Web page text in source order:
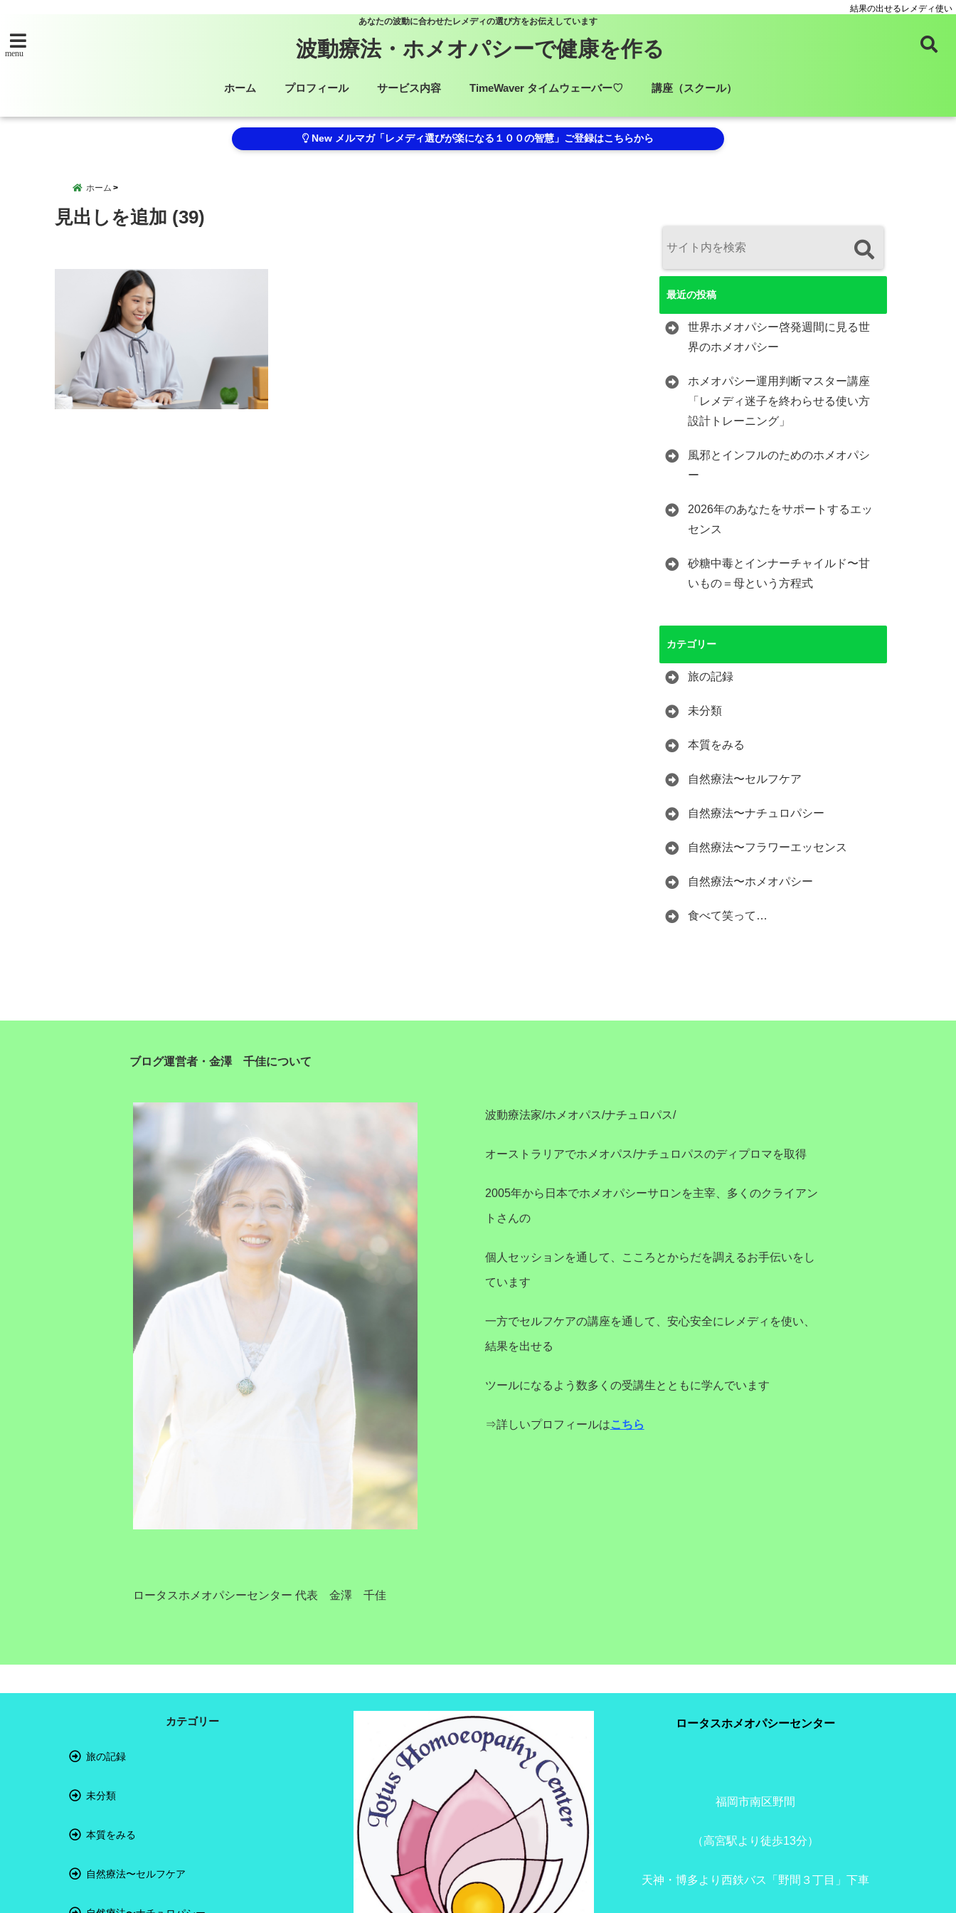
結果の出せるレメディ使い
あなたの波動に合わせたレメディの選び方をお伝えしています
menu 波動療法・ホメオパシーで健康を作る
ホーム プロフィール サービス内容 TimeWaver タイムウェーバー♡ 講座（スクール）
New メルマガ「レメディ選びが楽になる１００の智慧」ご登録はこちらから
ホーム
見出しを追加 (39)
最近の投稿
世界ホメオパシー啓発週間に見る世
界のホメオパシー
ホメオパシー運用判断マスター講座
「レメディ迷子を終わらせる使い方
設計トレーニング」
風邪とインフルのためのホメオパシ
ー
2026年のあなたをサポートするエッ
センス
砂糖中毒とインナーチャイルド〜甘
いもの＝母という方程式
カテゴリー
旅の記録
未分類
本質をみる
自然療法〜セルフケア
自然療法〜ナチュロパシー
自然療法〜フラワーエッセンス
自然療法〜ホメオパシー
食べて笑って…
ブログ運営者・金澤 千佳について
ロータスホメオパシーセンター 代表 金澤 千佳
波動療法家/ホメオパス/ナチュロパス/
オーストラリアでホメオパス/ナチュロパスのディプロマを取得
2005年から日本でホメオパシーサロンを主宰、多くのクライアン
トさんの
個人セッションを通して、こころとからだを調えるお手伝いをし
ています
一方でセルフケアの講座を通して、安心安全にレメディを使い、
結果を出せる
ツールになるよう数多くの受講生とともに学んでいます
⇒詳しいプロフィールはこちら
カテゴリー
旅の記録
未分類
本質をみる
自然療法〜セルフケア
ロータスホメオパシーセンター
福岡市南区野間
（高宮駅より徒歩13分）
天神・博多より西鉄バス「野間３丁目」下車